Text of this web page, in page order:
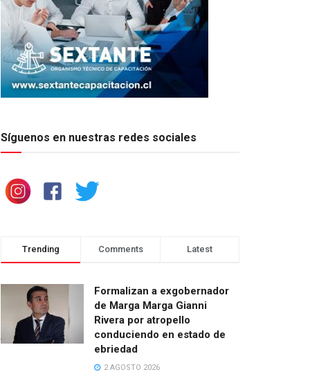
Síguenos en nuestras redes sociales
Trending Comments Latest
Formalizan a exgobernador
de Marga Marga Gianni
Rivera por atropello
conduciendo en estado de
ebriedad
2 AGOSTO 2026